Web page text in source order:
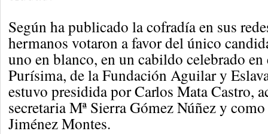
Según ha publicado la cofradía en sus
hermanos votaron a favor del único
uno en blanco, en un cabildo celebrado
Purísima, de la Fundación Aguilar y
estuvo presidida por Carlos Mata Castro,
secretaria Mª Sierra Gómez Núñez y
Jiménez Montes.